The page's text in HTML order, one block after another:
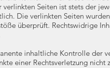
verlinkten Seiten ist stets der
Die verlinkten Seiten
überprüft. Rechtswidrige
inhaltliche Kontrolle der
einer Rechtsverletzung nicht